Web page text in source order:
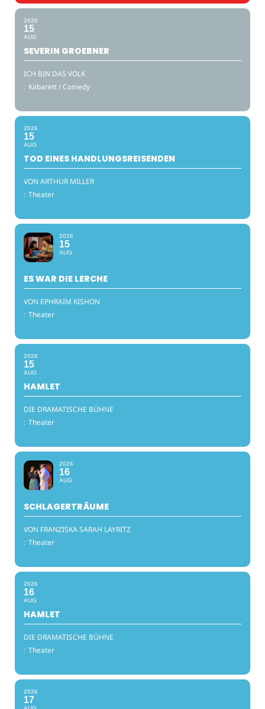
2026
15
AUG
SEVERIN GROEBNER
ICH BIN DAS VOLK
: Kabarett / Comedy
2026
15
AUG
TOD EINES HANDLUNGSREISENDEN
VON ARTHUR MILLER
: Theater
2026
15
AUG
ES WAR DIE LERCHE
VON EPHRAIM KISHON
: Theater
2026
15
AUG
HAMLET
DIE DRAMATISCHE BÜHNE
: Theater
2026
16
AUG
SCHLAGERTRÄUME
VON FRANZISKA SARAH LAYRITZ
: Theater
2026
16
AUG
HAMLET
DIE DRAMATISCHE BÜHNE
: Theater
2026
17